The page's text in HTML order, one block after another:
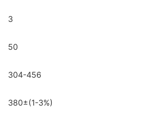
3
50
304-456
380±(1-3%)